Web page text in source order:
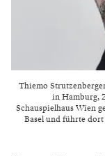
Thiemo
in Hamburg,
Schauspielhaus Wien
Basel und führte